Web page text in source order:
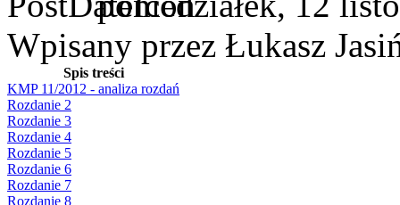
Wpisany przez Łukasz
Spis treści
KMP 11/2012 - analiza rozdań
Rozdanie 2
Rozdanie 3
Rozdanie 4
Rozdanie 5
Rozdanie 6
Rozdanie 7
Rozdanie 8